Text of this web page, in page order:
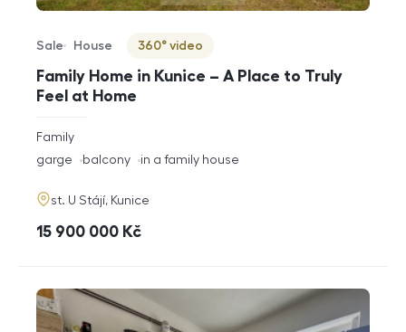
Family Home in Kunice – A Place to Truly
Feel at Home
Offer type
Sale
Property type
House
Virtuální prohlídka
360° video
rozměry
disposition
Family
funkce
garge balcony in a family house
adresa
st. U Stájí, Kunice
cena
15 900 000 Kč